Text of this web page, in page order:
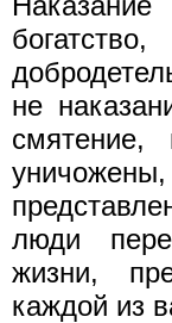
не
люди
жизни,
каждой из